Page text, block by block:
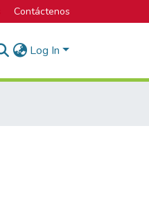
Contáctenos
Log In